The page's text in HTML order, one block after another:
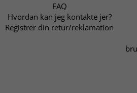
FAQ
Hvordan kan jeg kontakte jer?
Registrer din retur/reklamation